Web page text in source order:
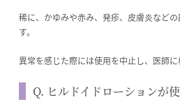
稀に、かゆみや赤み、発疹、皮膚炎など
す。
異常を感じた際には使用を中止し、医師に
Q. ヒルドイドローションが